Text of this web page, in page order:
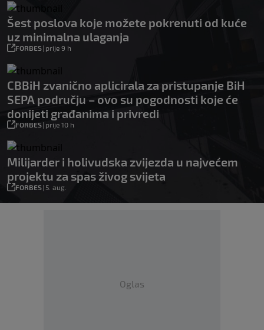
Šest poslova koje možete pokrenuti od kuće
uz minimalna ulaganja
FORBES| prije 9 h
CBBiH zvanično aplicirala za pristupanje BiH
SEPA području – ovo su pogodnosti koje će
donijeti građanima i privredi
FORBES| prije 10 h
Milijarder i holivudska zvijezda u najvećem
projektu za spas živog svijeta
FORBES| 5. aug.
Oglas